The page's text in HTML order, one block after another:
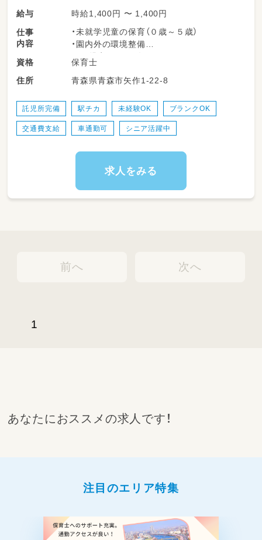
給与
時給1,400円 〜 1,400円
仕事
内容
・未就学児童の保育（０歳～５歳）
・園内外の環境整備
※園児定員：６０名
変更範囲：変更なし
資格
保育士
住所
青森県青森市矢作1-22-8
託児所完備 駅チカ 未経験OK ブランクOK
交通費支給 車通勤可 シニア活躍中
求人をみる
前へ
1
次へ
あなたにおススメの求人です！
注目のエリア特集